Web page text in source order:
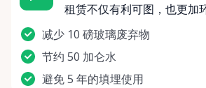
租赁不仅有利可图，也更加
减少 10 磅玻璃废弃物
节约 50 加仑水
避免 5 年的填埋使用